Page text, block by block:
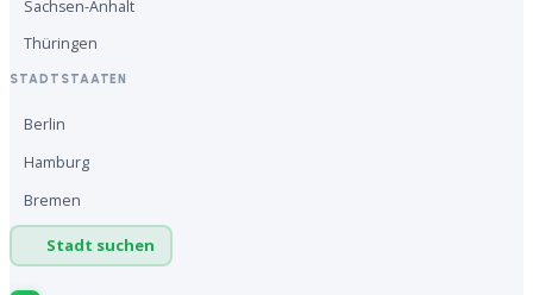
Sachsen-Anhalt
Thüringen
STADTSTAATEN
Berlin
Hamburg
Bremen
Stadt suchen